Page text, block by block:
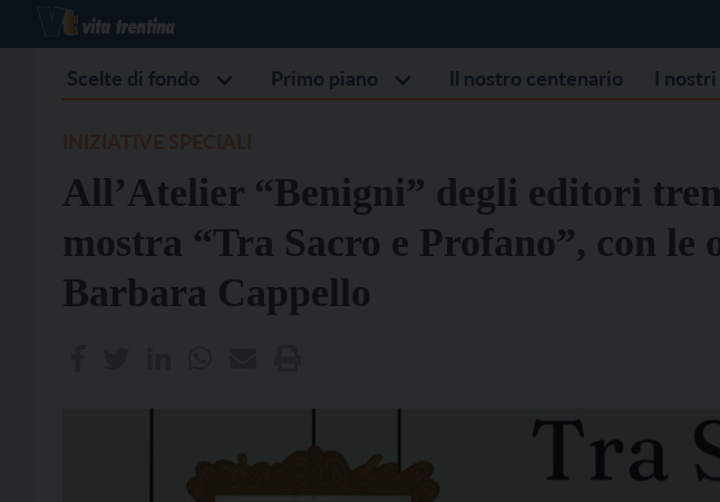
Scelte di fondo Primo piano Il nostro centenario I
All’Atelier “Benigni” degli editori
mostra “Tra Sacro e Profano”, con le
Barbara Cappello